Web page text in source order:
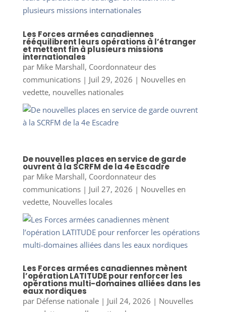
Les Forces armées canadiennes
rééquilibrent leurs opérations à l’étranger
et mettent fin à plusieurs missions
internationales
par Mike Marshall, Coordonnateur des
communications| Juil 29, 2026 | Nouvelles en
vedette, nouvelles nationales
De nouvelles places en service de garde
ouvrent à la SCRFM de la 4e Escadre
par Mike Marshall, Coordonnateur des
communications| Juil 27, 2026 | Nouvelles en
vedette, Nouvelles locales
Les Forces armées canadiennes mènent
l’opération LATITUDE pour renforcer les
opérations multi-domaines alliées dans les
eaux nordiques
par Défense nationale| Juil 24, 2026 | Nouvelles